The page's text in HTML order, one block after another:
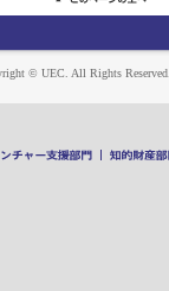
© UEC. All Rights Reserved.